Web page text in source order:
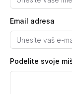
Email adresa
Podelite svoje